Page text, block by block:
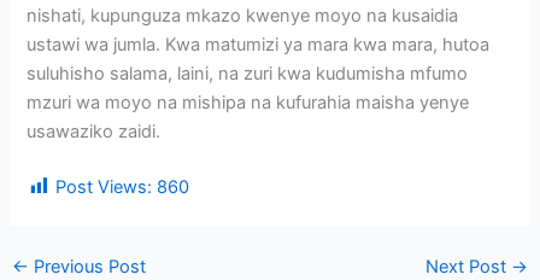
nishati, kupunguza mkazo kwenye moyo na kusaidia
ustawi wa jumla. Kwa matumizi ya mara kwa mara, hutoa
suluhisho salama, laini, na zuri kwa kudumisha mfumo
mzuri wa moyo na mishipa na kufurahia maisha yenye
usawaziko zaidi.
Post Views: 860
← Previous Post Next Post →